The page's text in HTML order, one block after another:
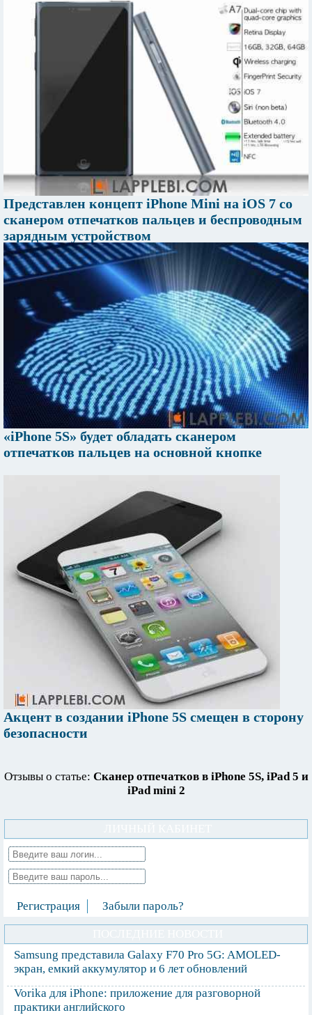
Представлен концепт iPhone Mini на iOS 7 со
сканером отпечатков пальцев и беспроводным
зарядным устройством
«iPhone 5S» будет обладать сканером
отпечатков пальцев на основной кнопке
Акцент в создании iPhone 5S смещен в сторону
безопасности
Отзывы о статье: Сканер отпечатков в iPhone 5S, iPad 5 и
iPad mini 2
Регистрация Забыли пароль?
Samsung представила Galaxy F70 Pro 5G: AMOLED-
экран, емкий аккумулятор и 6 лет обновлений
Vorika для iPhone: приложение для разговорной
практики английского